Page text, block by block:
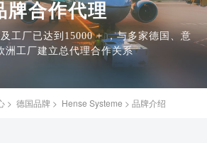
牌合作代理
工厂已达到15000 + ，与多家德国、意
洲工厂建立总代理合作关系
> 德国品牌 > Hense Systeme > 品牌介绍